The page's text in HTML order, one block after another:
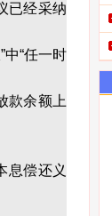
已经采纳
“任一时
款余额上
偿还义